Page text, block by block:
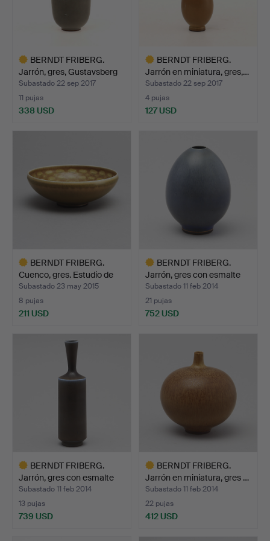
BERNDT FRIBERG.
Jarrón, gres, Gustavsberg
…
Subastado 22 sep 2017
11 pujas
338 USD
BERNDT FRIBERG.
Jarrón en miniatura, gres,…
Subastado 22 sep 2017
4 pujas
127 USD
BERNDT FRIBERG.
Cuenco, gres. Estudio de
G…
Subastado 23 may 2015
8 pujas
211 USD
BERNDT FRIBERG.
Jarrón, gres con esmalte
d…
Subastado 11 feb 2014
21 pujas
752 USD
BERNDT FRIBERG.
Jarrón, gres con esmalte
d…
Subastado 11 feb 2014
13 pujas
739 USD
BERNDT FRIBERG.
Jarrón en miniatura, gres …
Subastado 11 feb 2014
22 pujas
412 USD